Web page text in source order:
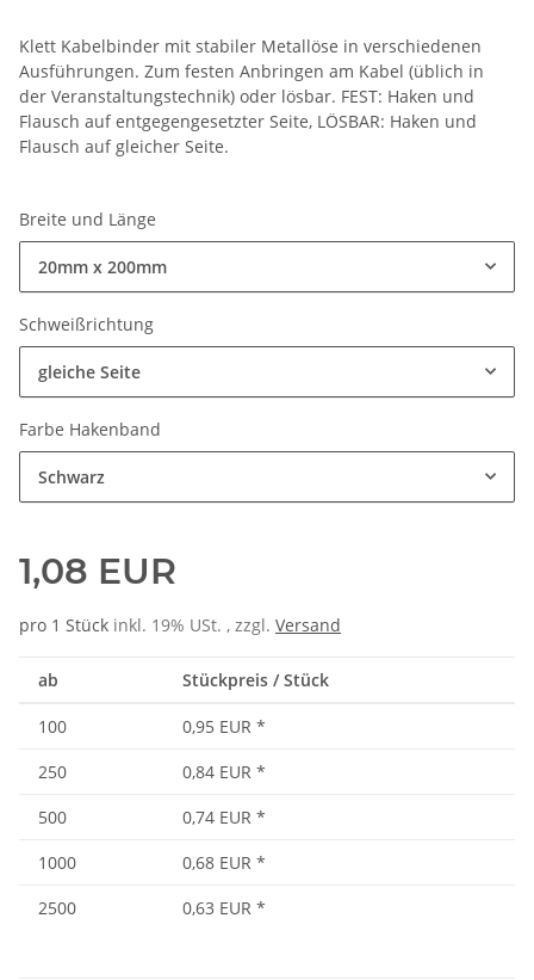
Klett Kabelbinder mit stabiler Metallöse in verschiedenen
Ausführungen. Zum festen Anbringen am Kabel (üblich in
der Veranstaltungstechnik) oder lösbar. FEST: Haken und
Flausch auf entgegengesetzter Seite, LÖSBAR: Haken und
Flausch auf gleicher Seite.
Breite und Länge
20mm x 200mm
Schweißrichtung
gleiche Seite
Farbe Hakenband
Schwarz
1,08 EUR
pro 1 Stück inkl. 19% USt. , zzgl. Versand
ab Stückpreis / Stück
100 0,95 EUR *
250
0,84 EUR *
500
0,74 EUR *
1000
0,68 EUR *
2500
0,63 EUR *